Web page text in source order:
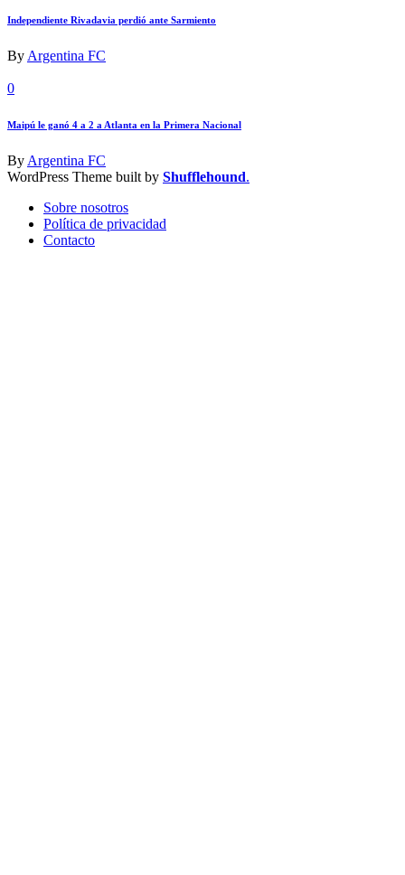
Independiente Rivadavia perdió ante Sarmiento
By Argentina FC
0
Maipú le ganó 4 a 2 a Atlanta en la Primera Nacional
By Argentina FC
WordPress Theme built by Shufflehound.
Sobre nosotros
Política de privacidad
Contacto